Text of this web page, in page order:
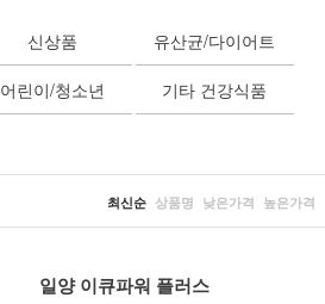
신상품 유산균/다이어트
어린이/청소년 기타 건강식품
최신순 상품명 낮은가격 높은가격
일양 이큐파워 플러스